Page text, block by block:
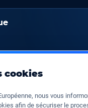
cookies
nous vous
afin de sécuriser le